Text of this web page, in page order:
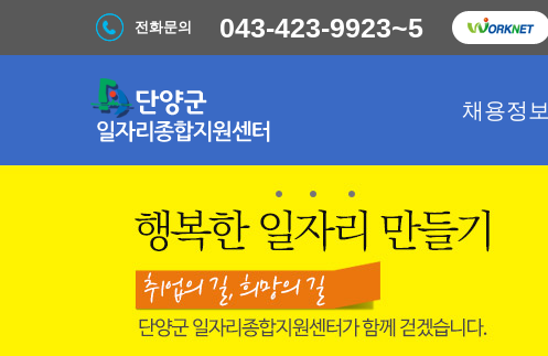
채용정보
전화문의 043-423-9923~5